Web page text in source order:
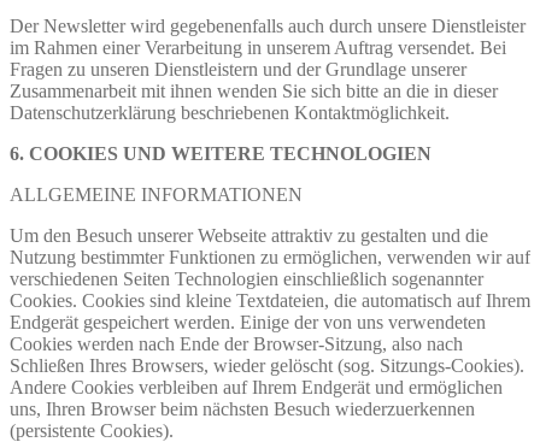
Der Newsletter wird gegebenenfalls auch durch unsere Dienstleister
im Rahmen einer Verarbeitung in unserem Auftrag versendet. Bei
Fragen zu unseren Dienstleistern und der Grundlage unserer
Zusammenarbeit mit ihnen wenden Sie sich bitte an die in dieser
Datenschutzerklärung beschriebenen Kontaktmöglichkeit.
6. COOKIES UND WEITERE TECHNOLOGIEN
ALLGEMEINE INFORMATIONEN
Um den Besuch unserer Webseite attraktiv zu gestalten und die
Nutzung bestimmter Funktionen zu ermöglichen, verwenden wir auf
verschiedenen Seiten Technologien einschließlich sogenannter
Cookies. Cookies sind kleine Textdateien, die automatisch auf Ihrem
Endgerät gespeichert werden. Einige der von uns verwendeten
Cookies werden nach Ende der Browser-Sitzung, also nach
Schließen Ihres Browsers, wieder gelöscht (sog. Sitzungs-Cookies).
Andere Cookies verbleiben auf Ihrem Endgerät und ermöglichen
uns, Ihren Browser beim nächsten Besuch wiederzuerkennen
(persistente Cookies).